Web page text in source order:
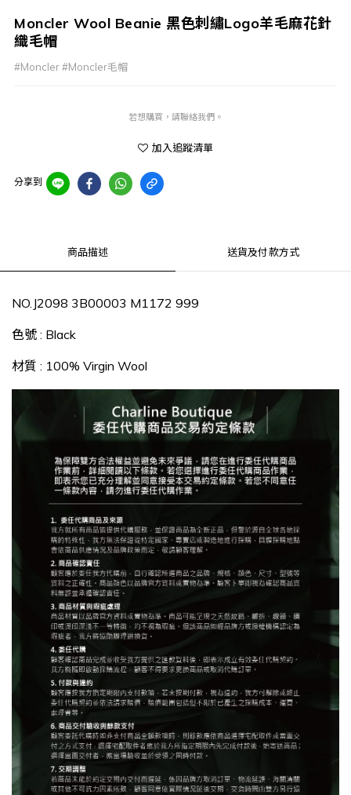
Moncler Wool Beanie 黑色刺繡Logo羊毛麻花針
織毛帽
#Moncler #Moncler毛帽
若想購買，請聯絡我們。
加入追蹤清單
分享到
商品描述 送貨及付款方式
NO.J2098 3B00003 M1172 999
色號 : Black
材質 : 100% Virgin Wool